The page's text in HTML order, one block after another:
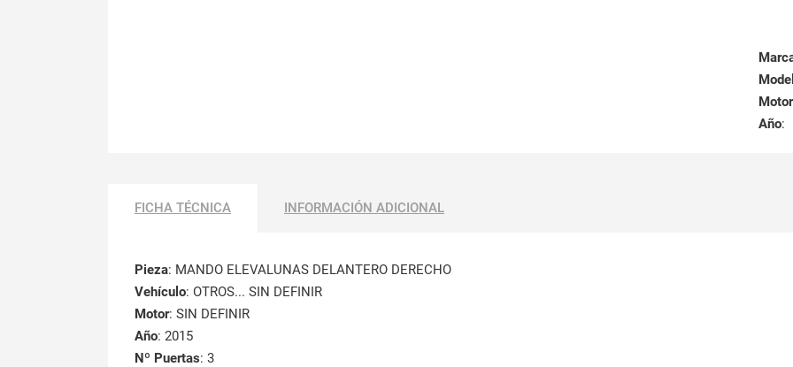
Motor
Año:
FICHA TÉCNICA INFORMACIÓN ADICIONAL
Pieza: MANDO ELEVALUNAS DELANTERO DERECHO
Vehículo: OTROS... SIN DEFINIR
Motor: SIN DEFINIR
Año: 2015
Nº Puertas: 3